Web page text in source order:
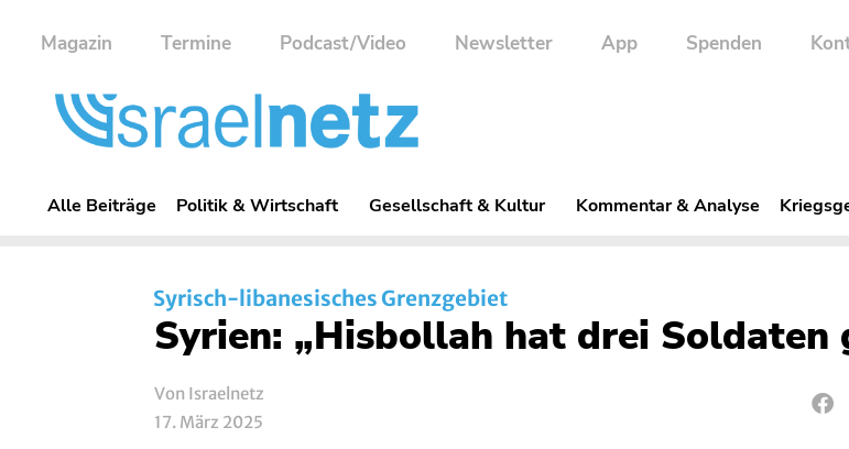
Magazin Termine Podcast/Video Newsletter App Spenden
Alle Beiträge Politik & Wirtschaft Gesellschaft & Kultur Kommentar & Analyse
Syrisch-libanesisches Grenzgebiet
Syrien: „Hisbollah hat drei Soldaten
Von Israelnetz
17. März 2025